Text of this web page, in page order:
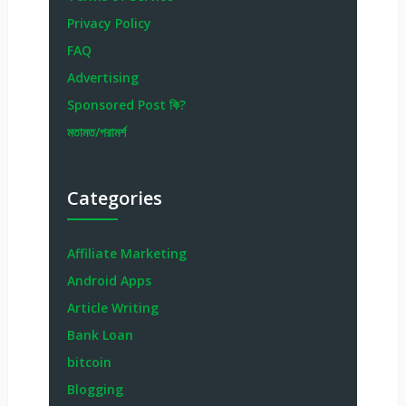
Privacy Policy
FAQ
Advertising
Sponsored Post কি?
মতামত/পরামর্শ
Categories
Affiliate Marketing
Android Apps
Article Writing
Bank Loan
bitcoin
Blogging